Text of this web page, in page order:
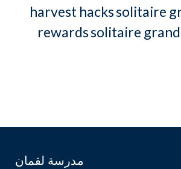
harvest hackssolitaire
rewardssolitaire
مدرسة لقمان